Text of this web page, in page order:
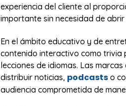
experiencia del cliente al
importante sin necesidad de
En el ámbito educativo y de
contenido interactivo como
lecciones de idiomas. Las
distribuir noticias, podcasts o
audiencia comprometida de